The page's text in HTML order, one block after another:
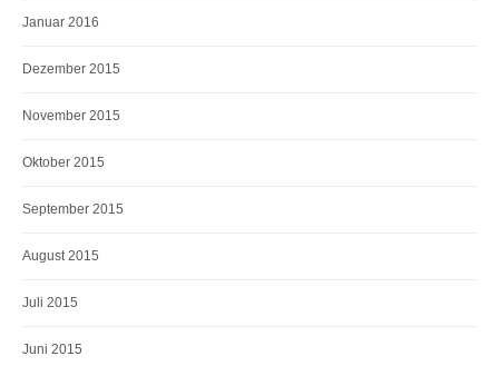
Januar 2016
Dezember 2015
November 2015
Oktober 2015
September 2015
August 2015
Juli 2015
Juni 2015